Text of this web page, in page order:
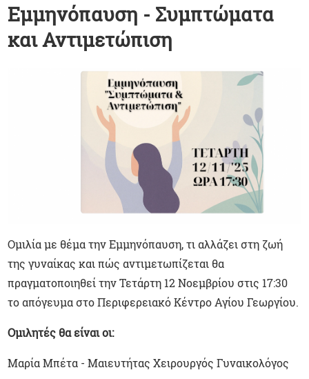
Εμμηνόπαυση - Συμπτώματα
και Αντιμετώπιση
Ομιλία με θέμα την Εμμηνόπαυση, τι αλλάζει στη ζωή
της γυναίκας και πώς αντιμετωπίζεται θα
πραγματοποιηθεί την Τετάρτη 12 Νοεμβρίου στις 17:30
το απόγευμα στο Περιφερειακό Κέντρο Αγίου Γεωργίου.
Ομιλητές θα είναι οι:
Μαρία Μπέτα - Μαιευτήτας Χειρουργός Γυναικολόγος